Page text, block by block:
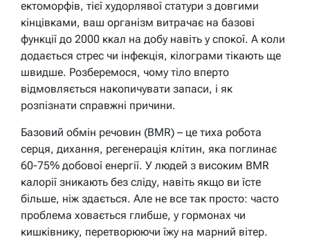
ектоморфів, тієї худорлявої статури з довгими
кінцівками, ваш організм витрачає на базові
функції до 2000 ккал на добу навіть у спокої. А коли
додається стрес чи інфекція, кілограми тікають ще
швидше. Розберемося, чому тіло вперто
відмовляється накопичувати запаси, і як
розпізнати справжні причини.
Базовий обмін речовин (BMR) – це тиха робота
серця, дихання, регенерація клітин, яка поглинає
60-75% добової енергії. У людей з високим BMR
калорії зникають без сліду, навіть якщо ви їсте
більше, ніж здається. Але не все так просто: часто
проблема ховається глибше, у гормонах чи
кишківнику, перетворюючи їжу на марний вітер.